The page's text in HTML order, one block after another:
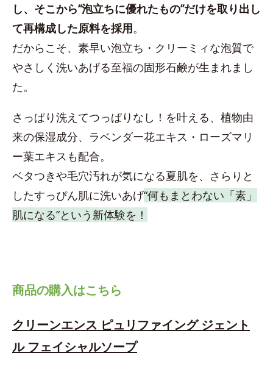
し、そこから“泡立ちに優れたもの”だけを取り出し
て再構成した原料を採用。
だからこそ、素早い泡立ち・クリーミィな泡質で
やさしく洗いあげる至福の固形石鹸が生まれまし
た。
さっぱり洗えてつっぱりなし！を叶える、植物由
来の保湿成分、ラベンダー花エキス・ローズマリ
ー葉エキスも配合。
ベタつきや毛穴汚れが気になる夏肌を、さらりと
したすっぴん肌に洗いあげ“何もまとわない「素」
肌になる”という新体験を！
商品の購入はこちら
クリーンエンス ピュリファイング ジェント
ル フェイシャルソープ